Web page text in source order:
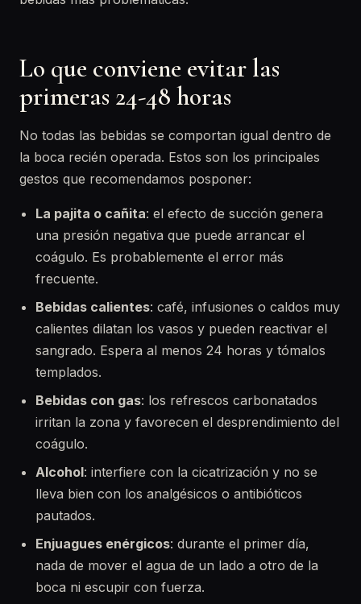
Lo que conviene evitar las
primeras 24-48 horas
No todas las bebidas se comportan igual dentro de
la boca recién operada. Estos son los principales
gestos que recomendamos posponer:
La pajita o cañita: el efecto de succión genera
una presión negativa que puede arrancar el
coágulo. Es probablemente el error más
frecuente.
Bebidas calientes: café, infusiones o caldos muy
calientes dilatan los vasos y pueden reactivar el
sangrado. Espera al menos 24 horas y tómalos
templados.
Bebidas con gas: los refrescos carbonatados
irritan la zona y favorecen el desprendimiento del
coágulo.
Alcohol: interfiere con la cicatrización y no se
lleva bien con los analgésicos o antibióticos
pautados.
Enjuagues enérgicos: durante el primer día,
nada de mover el agua de un lado a otro de la
boca ni escupir con fuerza.